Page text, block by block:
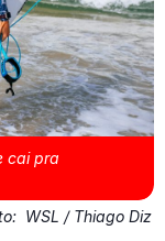
cai pra
WSL / Thiago Diz